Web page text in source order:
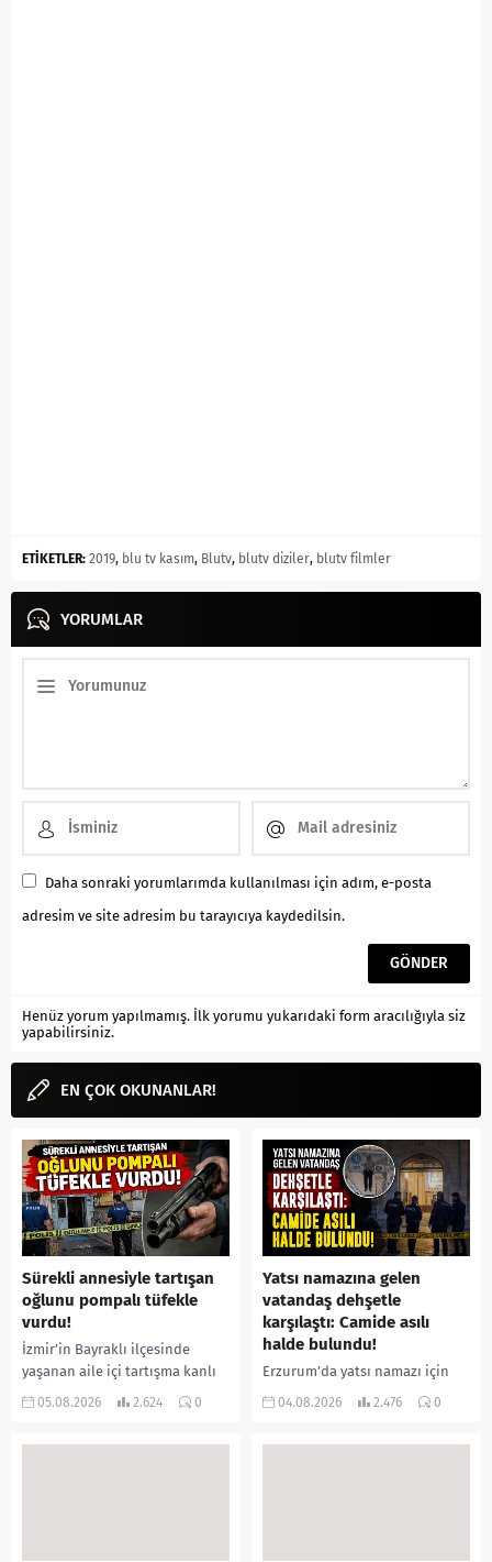
ETİKETLER: 2019, blu tv kasım, Blutv, blutv diziler, blutv filmler
YORUMLAR
Daha sonraki yorumlarımda kullanılması için adım, e-posta
adresim ve site adresim bu tarayıcıya kaydedilsin.
Henüz yorum yapılmamış. İlk yorumu yukarıdaki form aracılığıyla siz
yapabilirsiniz.
EN ÇOK OKUNANLAR!
Sürekli annesiyle tartışan
oğlunu pompalı tüfekle
vurdu!
İzmir’in Bayraklı ilçesinde
yaşanan aile içi tartışma kanlı
bitti. İddiaya göre, uzun süredir
05.08.2026 2.624 0
Yatsı namazına gelen
vatandaş dehşetle
karşılaştı: Camide asılı
halde bulundu!
Erzurum’da yatsı namazı için
camiye gelen bir vatandaş,
04.08.2026 2.476 0